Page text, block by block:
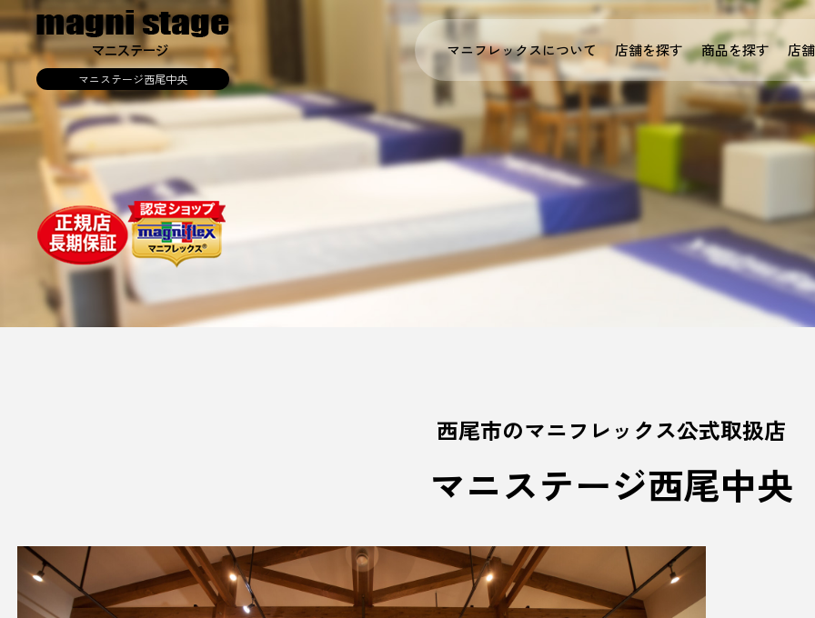
マニステージ西尾中央
マニフレックスについて 店舗を探す 商品を探す 店
西尾市のマニフレックス公式取扱店
マニステージ西尾中央